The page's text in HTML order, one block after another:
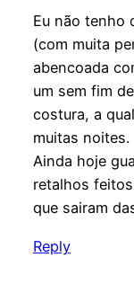
Eu não tenho
(com muita
abencoada
um sem fim
costura, a
muitas noites.
Ainda hoje
retalhos
que sairam
Reply